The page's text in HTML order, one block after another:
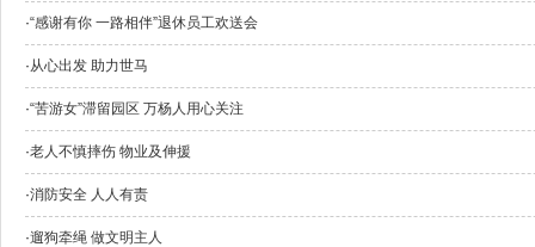
·“感谢有你 一路相伴”退休员工欢送会
·从心出发 助力世马
·“苦游女”滞留园区 万杨人用心关注
·老人不慎摔伤 物业及伸援
·消防安全 人人有责
·遛狗牵绳 做文明主人